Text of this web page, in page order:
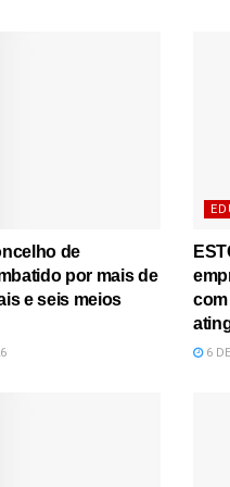
de
por mais de
e seis meios
6